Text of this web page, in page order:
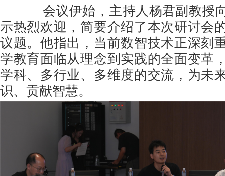
会议伊始，主持人杨君副教授
示热烈欢迎，简要介绍了本次研讨会
议题。他指出，当前数智技术正深刻
学教育面临从理念到实践的全面变革
学科、多行业、多维度的交流，为未
识、贡献智慧。